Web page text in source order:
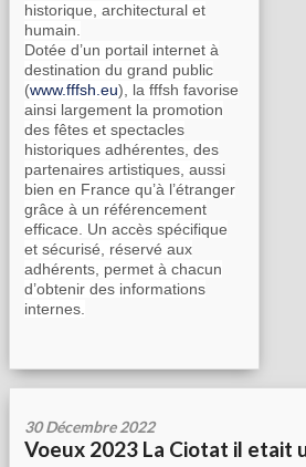
historique, architectural et
humain.
Dotée d’un portail internet à
destination du grand public
(www.fffsh.eu), la fffsh favorise
ainsi largement la promotion
des fêtes et spectacles
historiques adhérentes, des
partenaires artistiques, aussi
bien en France qu’à l’étranger
grâce à un référencement
efficace. Un accès spécifique
et sécurisé, réservé aux
adhérents, permet à chacun
d’obtenir des informations
internes.
30 Décembre 2022
Voeux 2023 La Ciotat il etait